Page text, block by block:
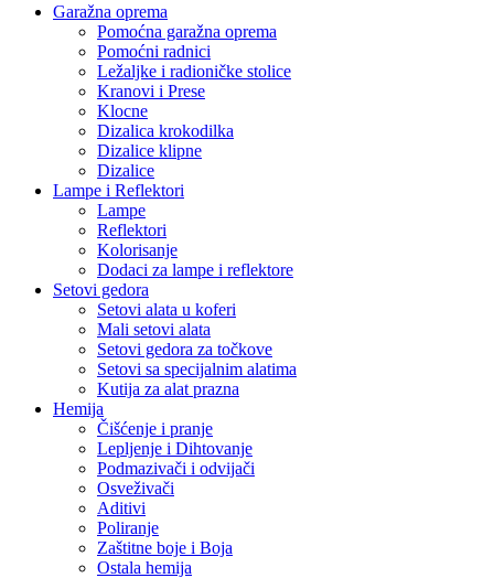
Garažna oprema
Pomoćna garažna oprema
Pomoćni radnici
Ležaljke i radioničke stolice
Kranovi i Prese
Klocne
Dizalica krokodilka
Dizalice klipne
Dizalice
Lampe i Reflektori
Lampe
Reflektori
Kolorisanje
Dodaci za lampe i reflektore
Setovi gedora
Setovi alata u koferi
Mali setovi alata
Setovi gedora za točkove
Setovi sa specijalnim alatima
Kutija za alat prazna
Hemija
Čišćenje i pranje
Lepljenje i Dihtovanje
Podmazivači i odvijači
Osveživači
Aditivi
Poliranje
Zaštitne boje i Boja
Ostala hemija